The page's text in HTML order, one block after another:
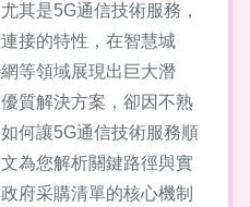
其是5G通信技術服務，
接的特性，在智慧城
等領域展現出巨大潛
質解決方案，卻因不熟
何讓5G通信技術服務順
為您解析關鍵路徑與實
府采購清單的核心機制